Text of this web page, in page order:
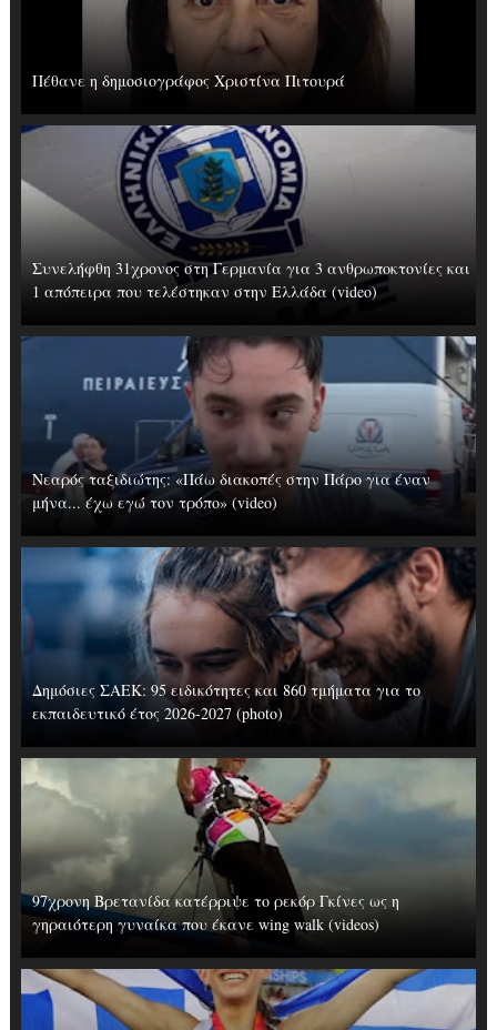
Πέθανε η δημοσιογράφος Χριστίνα Πιτουρά
Συνελήφθη 31χρονος στη Γερμανία για 3 ανθρωποκτονίες και
1 απόπειρα που τελέστηκαν στην Ελλάδα (video)
Νεαρός ταξιδιώτης: «Πάω διακοπές στην Πάρο για έναν
μήνα... έχω εγώ τον τρόπο» (video)
Δημόσιες ΣΑΕΚ: 95 ειδικότητες και 860 τμήματα για το
εκπαιδευτικό έτος 2026-2027 (photo)
97χρονη Βρετανίδα κατέρριψε το ρεκόρ Γκίνες ως η
γηραιότερη γυναίκα που έκανε wing walk (videos)